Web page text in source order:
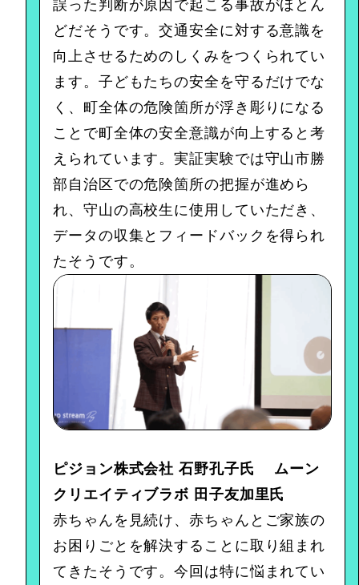
誤った判断が原因で起こる事故がほとん
どだそうです。交通安全に対する意識を
向上させるためのしくみをつくられてい
ます。子どもたちの安全を守るだけでな
く、町全体の危険箇所が浮き彫りになる
ことで町全体の安全意識が向上すると考
えられています。実証実験では守山市勝
部自治区での危険箇所の把握が進めら
れ、守山の高校生に使用していただき、
データの収集とフィードバックを得られ
たそうです。
ピジョン株式会社 石野孔子氏 ムーン
クリエイティブラボ 田子友加里氏
赤ちゃんを見続け、赤ちゃんとご家族の
お困りごとを解決することに取り組まれ
てきたそうです。今回は特に悩まれてい